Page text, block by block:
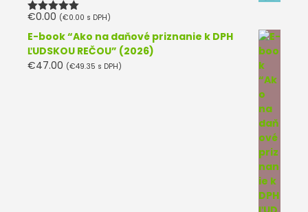
Hodnotenie
€0.00 (€0.00 s DPH)
E-book “Ako na daňové priznanie k DPH
ĽUDSKOU REČOU” (2026)
€47.00 (€49.35 s DPH)